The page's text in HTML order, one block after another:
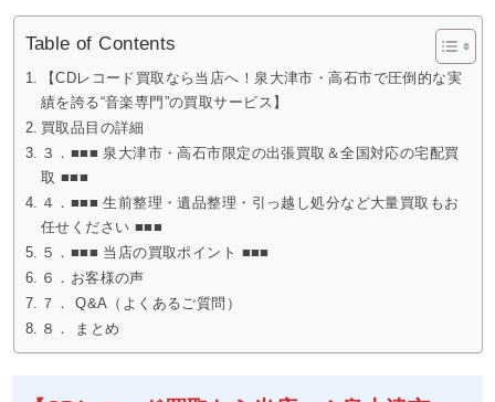
Table of Contents
【CDレコード買取なら当店へ！泉大津市・高石市で圧倒的な実
績を誇る“音楽専門”の買取サービス】
買取品目の詳細
３．■■■ 泉大津市・高石市限定の出張買取＆全国対応の宅配買
取 ■■■
４．■■■ 生前整理・遺品整理・引っ越し処分など大量買取もお
任せください ■■■
５．■■■ 当店の買取ポイント ■■■
６．お客様の声
７． Q&A（よくあるご質問）
８． まとめ